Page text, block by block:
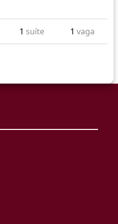
1 suíte 1 vaga